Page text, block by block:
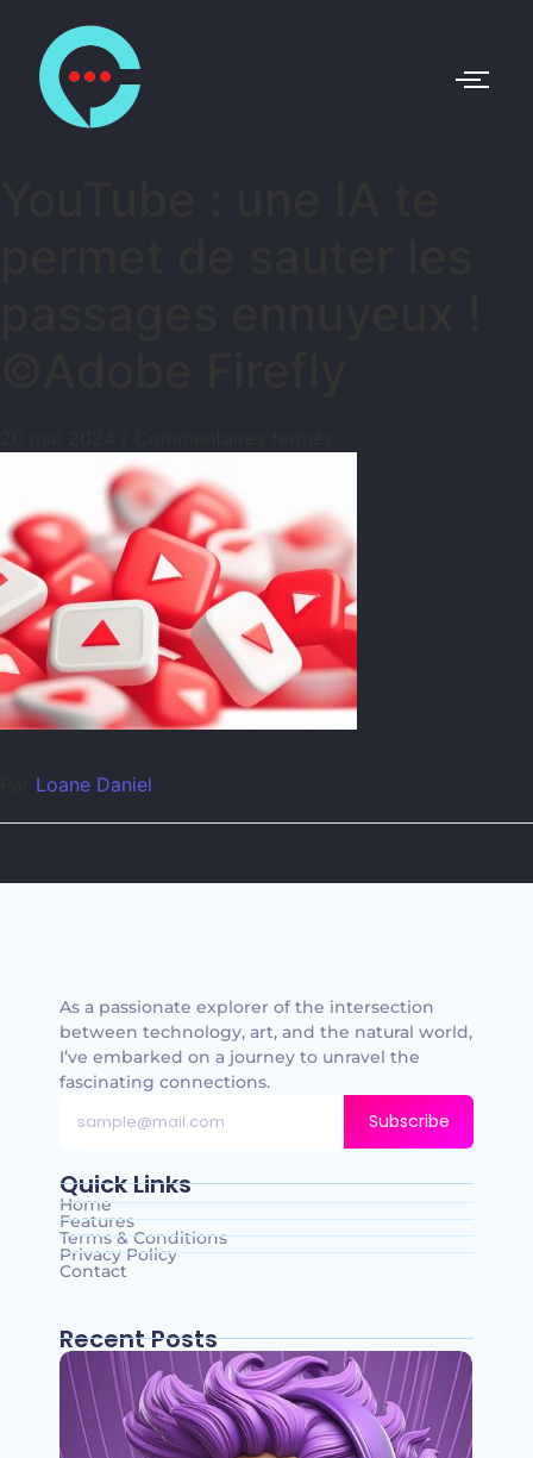
Loane Daniel
As a passionate explorer of the intersection
between technology, art, and the natural world,
I’ve embarked on a journey to unravel the
fascinating connections.
Subscribe
Quick Links
Home
Features
Terms & Conditions
Privacy Policy
Contact
Recent Posts